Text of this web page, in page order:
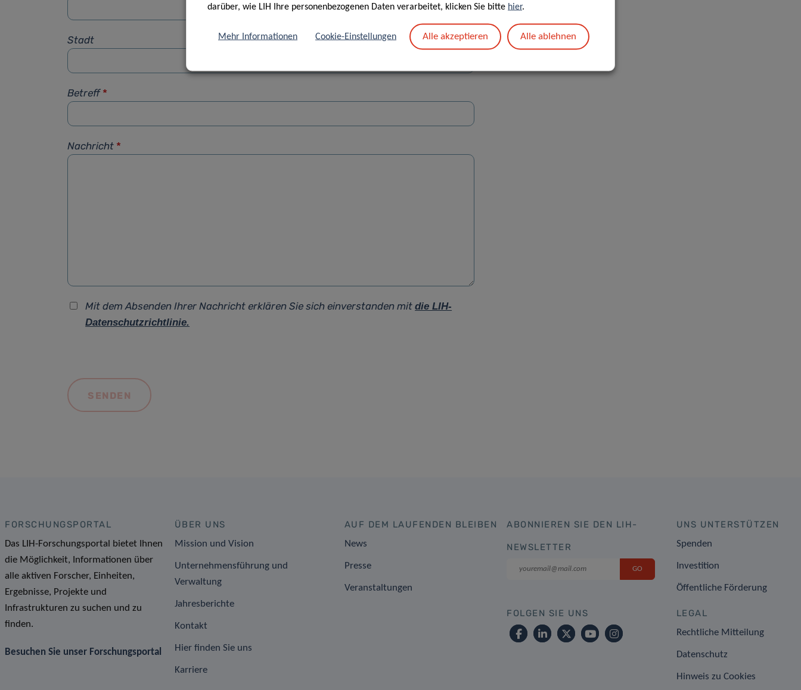
Stadt
Betreff *
Nachricht *
Mit dem Absenden Ihrer Nachricht erklären Sie sich einverstanden mitdie LIH-
Datenschutzrichtlinie.
FORSCHUNGSPORTAL
Das LIH-Forschungsportal bietet Ihnen
die Möglichkeit, Informationen über
alle aktiven Forscher, Einheiten,
Ergebnisse, Projekte und
Infrastrukturen zu suchen und zu
finden.
Besuchen Sie unser Forschungsportal
ÜBER UNS
Mission und Vision
Unternehmensführung und
Verwaltung
Jahresberichte
Kontakt
Hier finden Sie uns
Karriere
AUF DEM LAUFENDEN BLEIBEN
News
Presse
Veranstaltungen
ABONNIEREN SIE DEN LIH-
NEWSLETTER
FOLGEN SIE UNS
UNS UNTERSTÜTZEN
Spenden
Investition
Öffentliche Förderung
LEGAL
Rechtliche Mitteilung
Datenschutz
Hinweis zu Cookies
darüber, wie LIH Ihre personenbezogenen Daten verarbeitet, klicken Sie bitte hier.
Mehr Informationen Cookie-Einstellungen Alle akzeptieren Alle ablehnen